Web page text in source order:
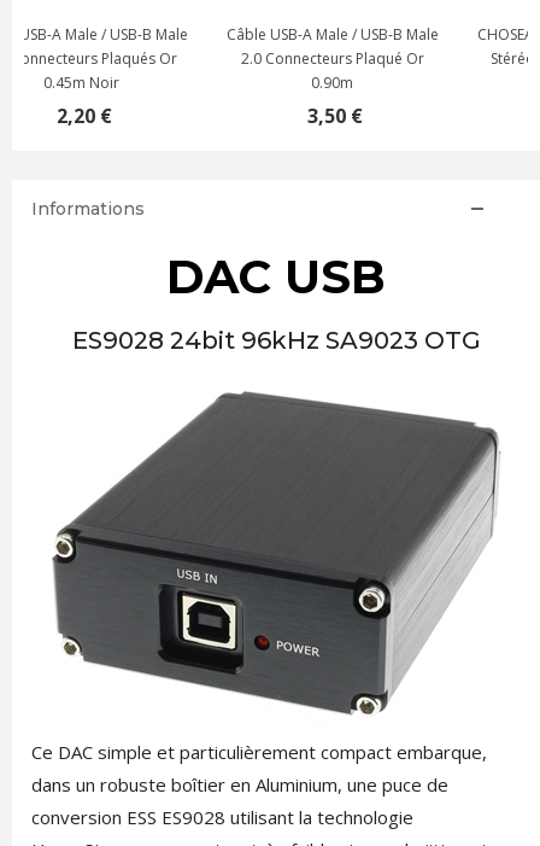
CHOSEAL Câble de modulation
Stéréo OFC Plaqué Or RCA-
RCA 1.8m
Câble USB 2.0 USB-B mâle vers
USB-C réversible mâle Plaqué
Informations
DAC USB
ES9028 24bit 96kHz SA9023 OTG
Ce DAC simple et particulièrement compact embarque,
dans un robuste boîtier en Aluminium, une puce de
conversion ESS ES9028 utilisant la technologie